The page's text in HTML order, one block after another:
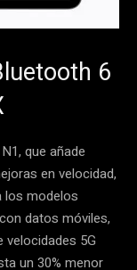
6
que añade
en velocidad,
los modelos
datos móviles,
velocidades 5G
un 30% menor